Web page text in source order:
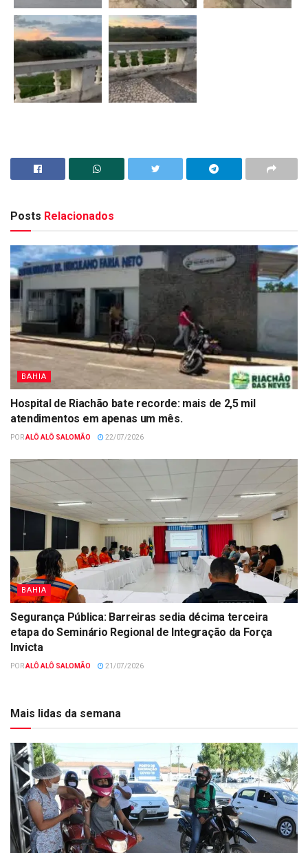
Posts Relacionados
BAHIA
Hospital de Riachão bate recorde: mais de 2,5 mil
atendimentos em apenas um mês.
PORALÔ ALÔ SALOMÃO 22/07/2026
BAHIA
Segurança Pública: Barreiras sedia décima terceira
etapa do Seminário Regional de Integração da Força
Invicta
PORALÔ ALÔ SALOMÃO 21/07/2026
Mais lidas da semana